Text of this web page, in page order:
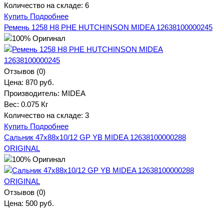
Количество на складе: 6
Купить Подробнее
Ремень 1258 H8 PHE HUTCHINSON MIDEA 12638100000245
Отзывов (0)
Цена: 870 руб.
Производитель: MIDEA
Вес: 0.075 Кг
Количество на складе: 3
Купить Подробнее
Сальник 47x88x10/12 GP YB MIDEA 12638100000288
ORIGINAL
Отзывов (0)
Цена: 500 руб.